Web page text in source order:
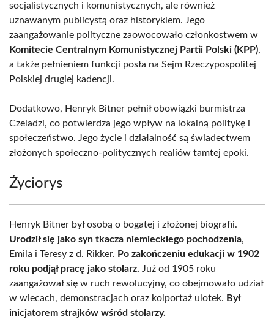
socjalistycznych i komunistycznych, ale również
uznawanym publicystą oraz historykiem. Jego
zaangażowanie polityczne zaowocowało członkostwem w
Komitecie Centralnym Komunistycznej Partii Polski (KPP),
a także pełnieniem funkcji posła na Sejm Rzeczypospolitej
Polskiej drugiej kadencji.
Dodatkowo, Henryk Bitner pełnił obowiązki burmistrza
Czeladzi, co potwierdza jego wpływ na lokalną politykę i
społeczeństwo. Jego życie i działalność są świadectwem
złożonych społeczno-politycznych realiów tamtej epoki.
Życiorys
Henryk Bitner był osobą o bogatej i złożonej biografii.
Urodził się jako syn tkacza niemieckiego pochodzenia,
Emila i Teresy z d. Rikker. Po zakończeniu edukacji w 1902
roku podjął pracę jako stolarz. Już od 1905 roku
zaangażował się w ruch rewolucyjny, co obejmowało udział
w wiecach, demonstracjach oraz kolportaż ulotek. Był
inicjatorem strajków wśród stolarzy.